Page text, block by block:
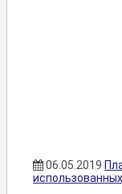
06.05.2019